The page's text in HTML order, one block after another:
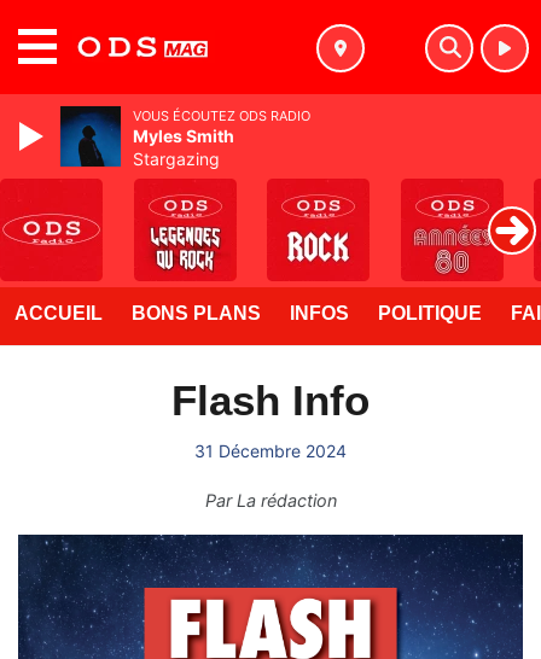
ACCUEIL BONS PLANS INFOS POLITIQUE
Flash Info
31 Décembre 2024
ParLa rédaction
VOUS ÉCOUTEZ ODS RADIO
Myles Smith
Stargazing